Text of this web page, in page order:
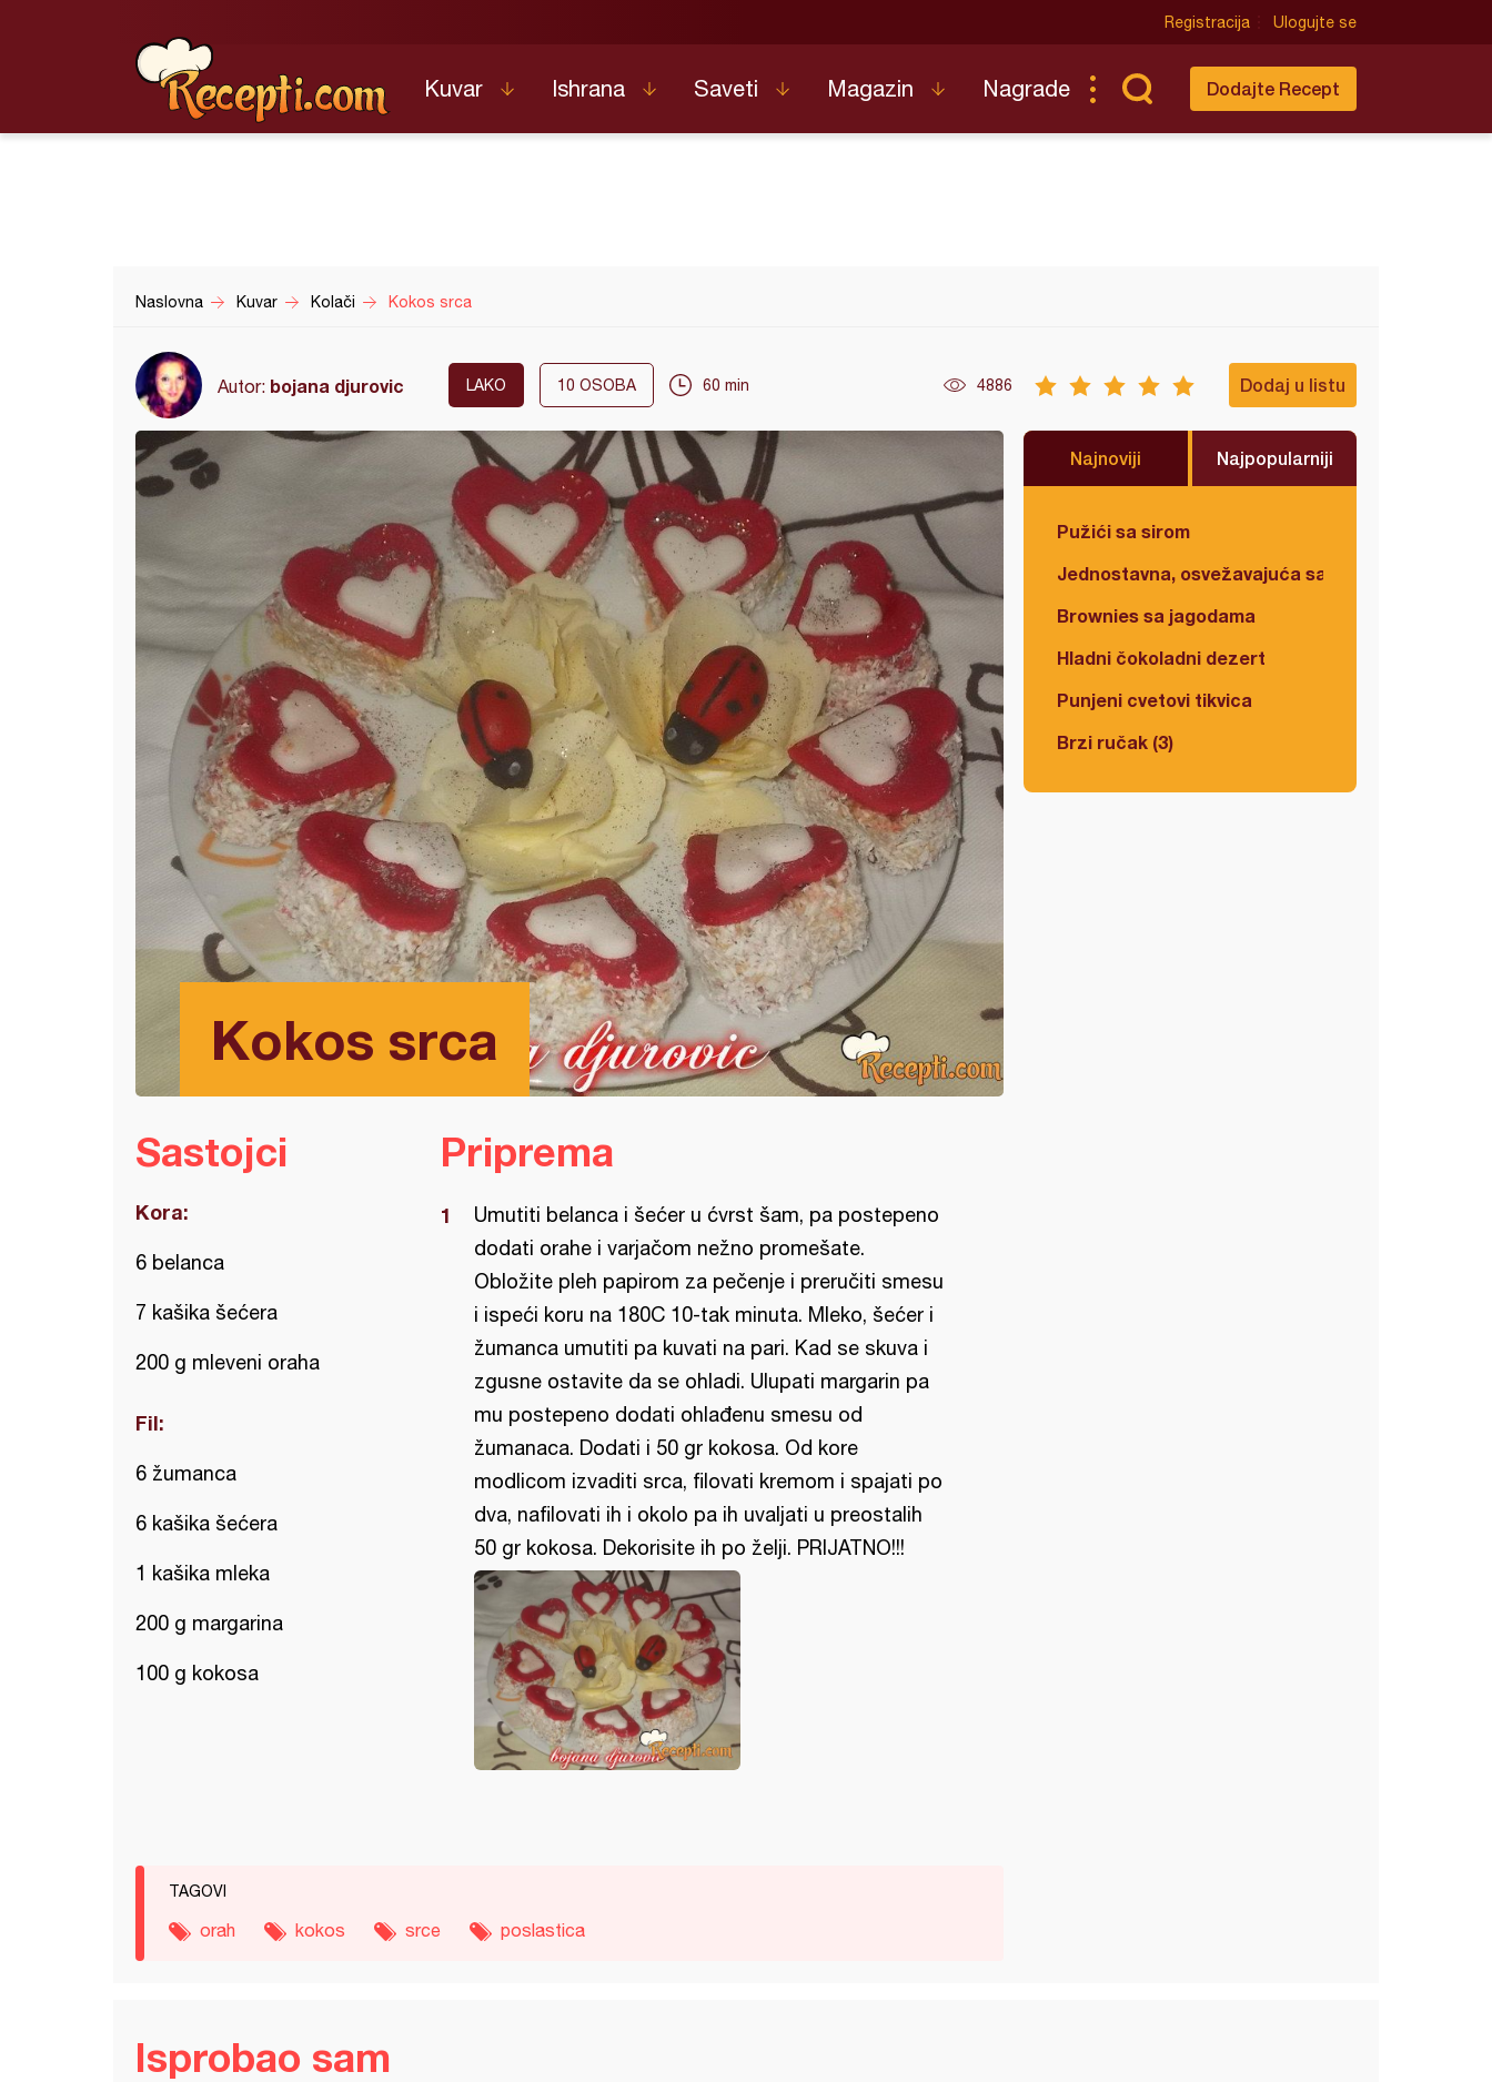
Registracija Ulogujte se
Kuvar Ishrana Saveti Magazin Nagrade Dodajte Recept
Naslovna Kuvar Kolači Kokos srca
Autor: bojana djurovic LAKO 10 OSOBA 60 min 4886 Dodaj u listu
Kokos srca
Najnoviji Najpopularniji
Pužići sa sirom
Jednostavna, osvežavajuća salata
Brownies sa jagodama
Hladni čokoladni dezert
Punjeni cvetovi tikvica
Brzi ručak (3)
Sastojci
Kora:
6 belanca
7 kašika šećera
200 g mleveni oraha
Fil:
6 žumanca
6 kašika šećera
1 kašika mleka
200 g margarina
100 g kokosa
Priprema
Umutiti belanca i šećer u ćvrst šam, pa postepeno
dodati orahe i varjačom nežno promešate.
Obložite pleh papirom za pečenje i preručiti smesu
i ispeći koru na 180C 10-tak minuta. Mleko, šećer i
žumanca umutiti pa kuvati na pari. Kad se skuva i
zgusne ostavite da se ohladi. Ulupati margarin pa
mu postepeno dodati ohlađenu smesu od
žumanaca. Dodati i 50 gr kokosa. Od kore
modlicom izvaditi srca, filovati kremom i spajati po
dva, nafilovati ih i okolo pa ih uvaljati u preostalih
50 gr kokosa. Dekorisite ih po želji. PRIJATNO!!!
TAGOVI
orah kokos srce poslastica
Isprobao sam